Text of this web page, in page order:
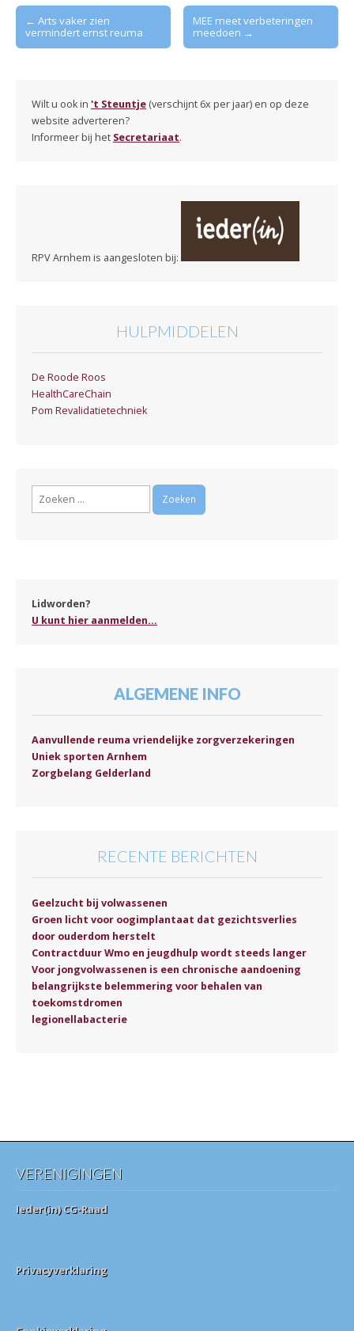
Post
navigation
← Arts vaker zien
vermindert ernst reuma
MEE meet verbeteringen
meedoen →
Wilt u ook in 't Steuntje (verschijnt 6x per jaar) en op deze
website adverteren?
Informeer bij het Secretariaat.
RPV Arnhem is aangesloten bij:
HULPMIDDELEN
De Roode Roos
HealthCareChain
Pom Revalidatietechniek
Zoeken
Lidworden?
U kunt hier aanmelden...
ALGEMENE INFO
Aanvullende reuma vriendelijke zorgverzekeringen
Uniek sporten Arnhem
Zorgbelang Gelderland
RECENTE BERICHTEN
Geelzucht bij volwassenen
Groen licht voor oogimplantaat dat gezichtsverlies
door ouderdom herstelt
Contractduur Wmo en jeugdhulp wordt steeds langer
Voor jongvolwassenen is een chronische aandoening
belangrijkste belemmering voor behalen van
toekomstdromen
legionellabacterie
VERENIGINGEN
Ieder(in) CG-Raad
Privacyverklaring